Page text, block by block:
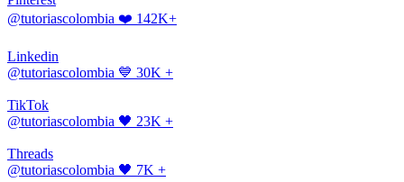
@tutoriascolombia ❤️ 142K+
Linkedin
@tutoriascolombia 💙 30K +
TikTok
@tutoriascolombia 🖤 23K +
Threads
@tutoriascolombia 🖤 7K +